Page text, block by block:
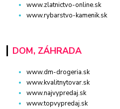
www.zlatnictvo-online.sk
www.rybarstvo-kamenik.sk
DOM, ZÁHRADA
www.dm-drogeria.sk
www.kvalitnytovar.sk
www.najvypredaj.sk
www.topvypredaj.sk